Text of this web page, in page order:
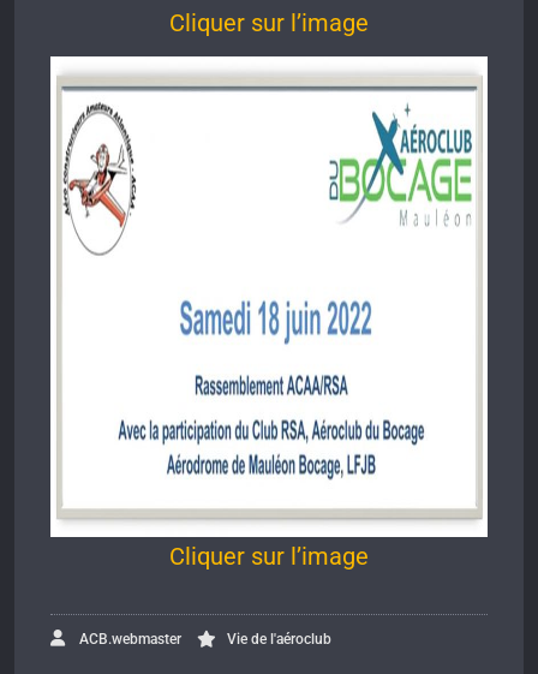
Cliquer sur l’image
Cliquer sur l’image
ACB.webmaster Vie de l'aéroclub